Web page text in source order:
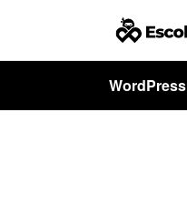
WordPress